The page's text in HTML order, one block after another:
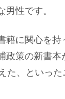
性です。
籍に関心を
政策の新書
た、といった